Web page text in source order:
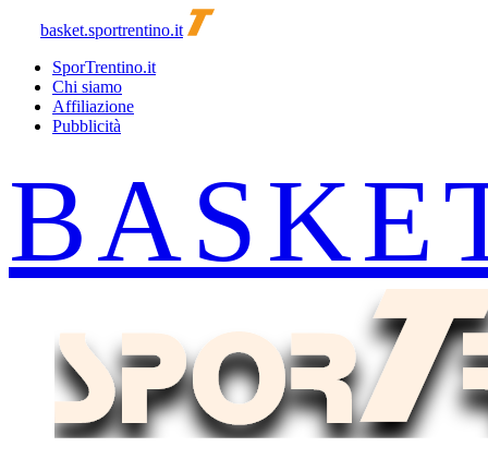
basket.sportrentino.it
SporTrentino.it
Chi siamo
Affiliazione
Pubblicità